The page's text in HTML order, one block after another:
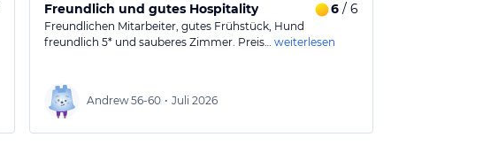
Freundlich und gutes Hospitality 6/ 6
Freundlichen Mitarbeiter, gutes Frühstück, Hund
freundlich 5* und sauberes Zimmer. Preis… weiterlesen
Andrew56-60 • Juli 2026